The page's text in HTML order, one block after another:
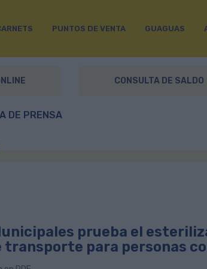
PUNTOS DE VENTA GUAGUAS
CONSULTA DE SALDO
DE PRENSA
prueba el
transporte para personas